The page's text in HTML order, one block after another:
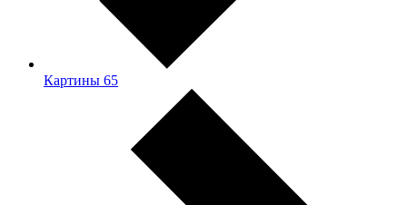
Картины 65